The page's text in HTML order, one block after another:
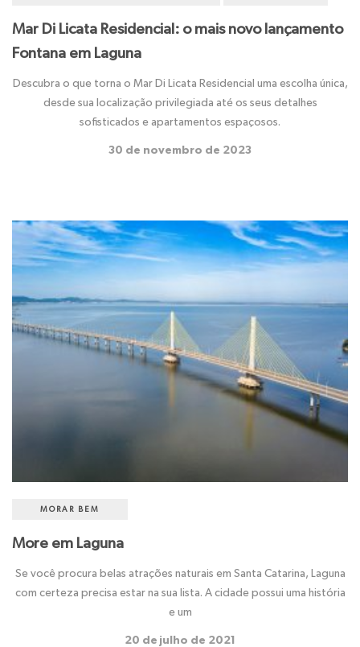
Mar Di Licata Residencial: o mais novo lançamento
Fontana em Laguna
Descubra o que torna o Mar Di Licata Residencial uma escolha única,
desde sua localização privilegiada até os seus detalhes
sofisticados e apartamentos espaçosos.
30 de novembro de 2023
MORAR BEM
More em Laguna
Se você procura belas atrações naturais em Santa Catarina, Laguna
com certeza precisa estar na sua lista. A cidade possui uma história
e um
20 de julho de 2021